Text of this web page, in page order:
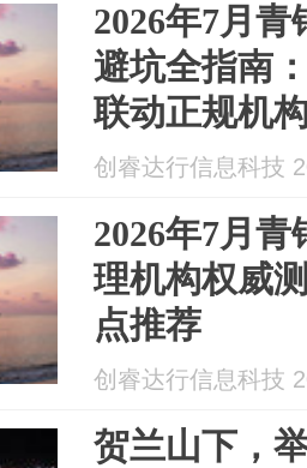
2026年7月
避坑全指南
联动正规机
创睿达行信息科技
2026年7月
理机构权威
点推荐
创睿达行信息科技
贺兰山下，